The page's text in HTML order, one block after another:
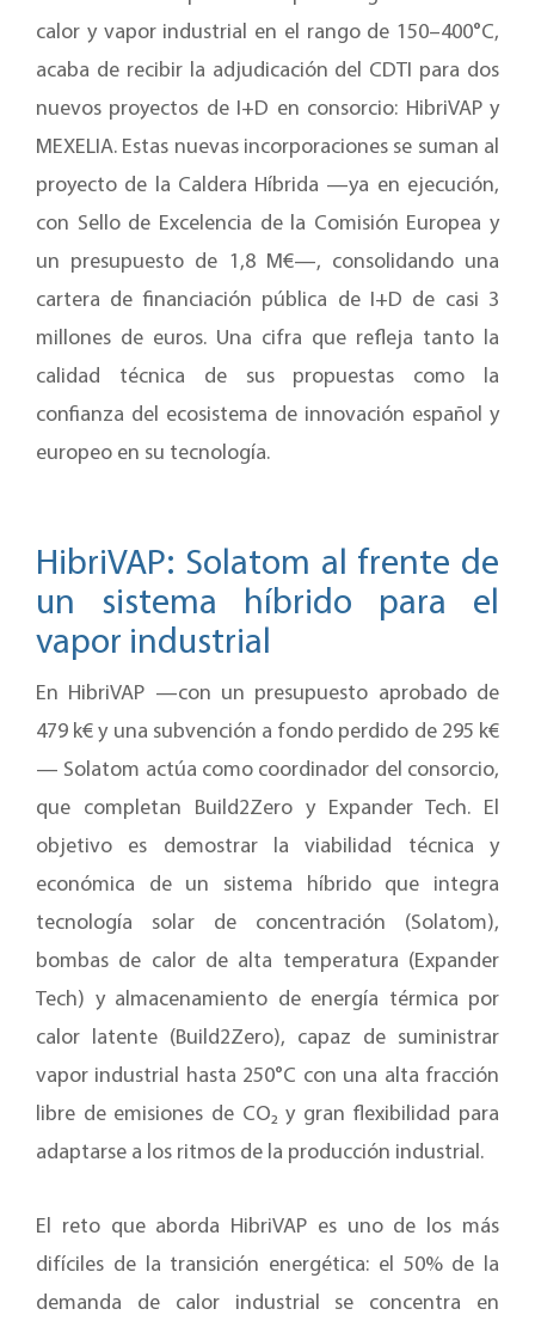
calor y vapor industrial en el rango de 150–400°C,
acaba de recibir la adjudicación del CDTI para dos
nuevos proyectos de I+D en consorcio: HibriVAP y
MEXELIA. Estas nuevas incorporaciones se suman al
proyecto de la Caldera Híbrida —ya en ejecución,
con Sello de Excelencia de la Comisión Europea y
un presupuesto de 1,8 M€—, consolidando una
cartera de financiación pública de I+D de casi 3
millones de euros. Una cifra que refleja tanto la
calidad técnica de sus propuestas como la
confianza del ecosistema de innovación español y
europeo en su tecnología.
HibriVAP: Solatom al frente de
un sistema híbrido para el
vapor industrial
En HibriVAP —con un presupuesto aprobado de
479 k€ y una subvención a fondo perdido de 295 k€
— Solatom actúa como coordinador del consorcio,
que completan Build2Zero y Expander Tech. El
objetivo es demostrar la viabilidad técnica y
económica de un sistema híbrido que integra
tecnología solar de concentración (Solatom),
bombas de calor de alta temperatura (Expander
Tech) y almacenamiento de energía térmica por
calor latente (Build2Zero), capaz de suministrar
vapor industrial hasta 250°C con una alta fracción
libre de emisiones de CO₂ y gran flexibilidad para
adaptarse a los ritmos de la producción industrial.
El reto que aborda HibriVAP es uno de los más
difíciles de la transición energética: el 50% de la
demanda de calor industrial se concentra en